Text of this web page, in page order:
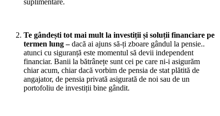
Te gândești tot mai mult la investiții și soluții financiare pe
termen lung –dacă ai ajuns să-ți zboare gândul la pensie..
atunci cu siguranță este momentul să devii independent
financiar. Banii la bătrânețe sunt cei pe care ni-i asigurăm
chiar acum, chiar dacă vorbim de pensia de stat plătită de
angajator, de pensia privată asigurată de noi sau de un
portofoliu de investiții bine gândit.